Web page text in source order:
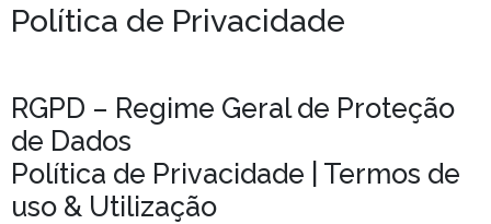
Política de Privacidade
RGPD – Regime Geral de Proteção
de Dados
Política de Privacidade | Termos de
uso & Utilização